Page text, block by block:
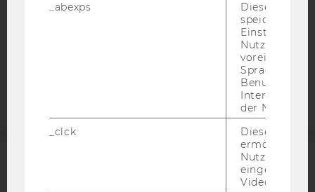
Barrierefreiheitserklärung
_abexps
Dieses Cookie
speichert
Nutzer*in, zB.
Sprache,
der Nutzer*in
_clck
Dieses Cookie
ermöglicht
Nutzung des
Video Players